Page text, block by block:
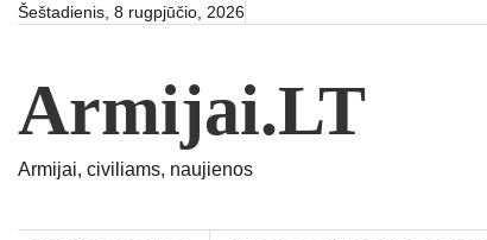
SkipŠeštadienis, 8 rugpjūčio, 2026
Armijai.LT
Armijai, civiliams, naujienos